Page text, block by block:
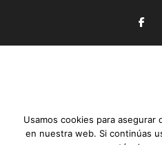
Usamos cookies para
en nuestra web. Si continúas